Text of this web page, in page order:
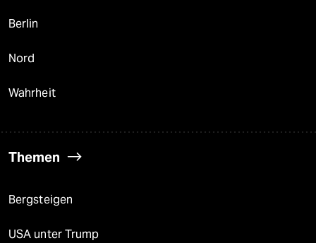
Berlin
Nord
Wahrheit
Themen
Bergsteigen
USA unter Trump